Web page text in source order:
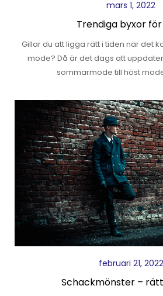
mars 1, 2022
Trendiga byxor
Gillar du att ligga rätt i tiden när det
mode? Då är det dags att
sommarmode till höst
februari 21, 2022
Schackmönster – rätt